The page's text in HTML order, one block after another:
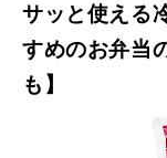
サッと使える
すめのお弁当
も】